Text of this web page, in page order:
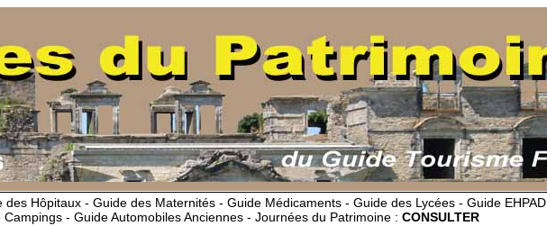
Hôpitaux - Guide des Maternités - Guide Médicaments - Guide des Lycées - Guide EHPAD
- Guide Automobiles Anciennes - Journées du Patrimoine : CONSULTER